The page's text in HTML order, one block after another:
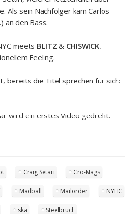
Als sein Nachfolger kam Carlos
an den Bass.
meets BLITZ & CHISWICK,
Feeling.
bereits die Titel sprechen für sich:
wird ein erstes Video gedreht.
Craig Setari Cro-Mags
Madball Mailorder NYHC
ska Steelbruch